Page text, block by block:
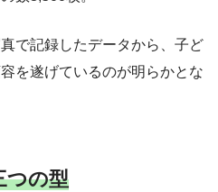
で記録したデータから、子ど
を遂げているのが明らかとな
の型